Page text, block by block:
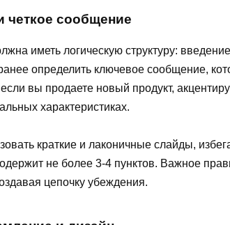
четкое сообщение
иметь логическую структуру:
определить ключевое сообщение,
вы продаете новый продукт,
характеристиках.
краткие и лаконичные слайды,
не более 3-4 пунктов. Важное
цепочку убеждения.